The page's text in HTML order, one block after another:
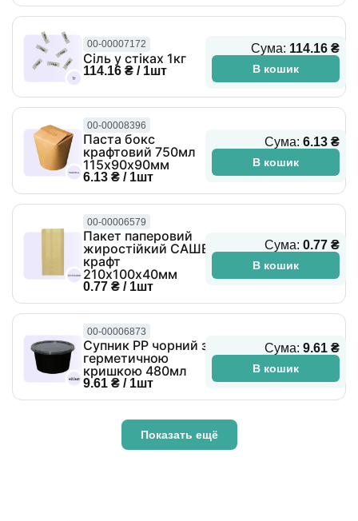
00-00007172
Сіль у стіках 1кг
114.16 ₴ / 1шт
Сума: 114.16 ₴
В кошик
00-00008396
Паста бокс
крафтовий 750мл
115х90х90мм
6.13 ₴ / 1шт
Сума: 6.13 ₴
В кошик
00-00006579
Пакет паперовий
жиростійкий САШЕ
крафт
210х100х40мм
0.77 ₴ / 1шт
Сума: 0.77 ₴
В кошик
00-00006873
Супник PP чорний з
герметичною
кришкою 480мл
9.61 ₴ / 1шт
Сума: 9.61 ₴
В кошик
Показать ещё